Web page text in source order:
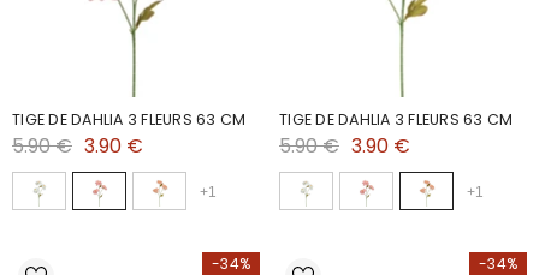
TIGE DE DAHLIA 3 FLEURS 63 CM
5.90 € 3.90 €
+1
TIGE DE DAHLIA 3 FLEURS 63 CM
5.90 € 3.90 €
+1
-34% -34%